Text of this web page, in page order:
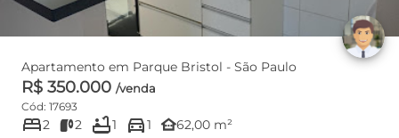
Apartamento em Parque Bristol - São Paulo
R$ 350.000 /venda
Cód: 17693
bed2 2 bathtub1 directions_car1 other_houses62,00 m²